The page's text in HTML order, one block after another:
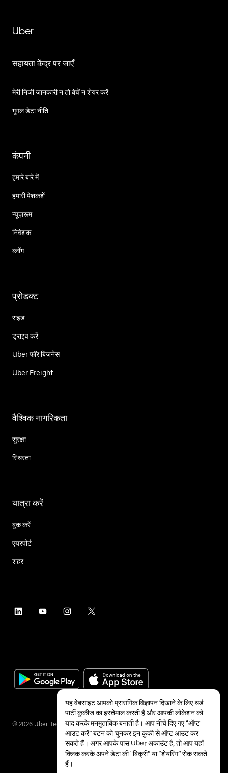
Uber
सहायता केंद्र पर जाएँ
मेरी निजी जानकारी न तो बेचें न शेयर करें
गूगल डेटा नीति
कंपनी
हमारे बारे में
हमारी पेशकशें
न्यूज़रूम
निवेशक
ब्लॉग
प्रोडक्ट
राइड
ड्राइव करें
Uber फॉर बिज़नेस
Uber Freight
वैश्विक नागरिकता
सुरक्षा
स्थिरता
यात्रा करें
बुक करें
एयरपोर्ट
शहर
© 2026 Uber Technologies Inc.
यह वेबसाइट आपको प्रासंगिक विज्ञापन दिखाने के लिए थर्ड
पार्टी कुकीज का इस्तेमाल करती है और आपकी लोकेशन को
याद करके मनमुताबिक बनाती है। आप नीचे दिए गए “ऑप्ट
आउट करें” बटन को चुनकर इन कुकी से ऑप्ट आउट कर
सकते हैं। अगर आपके पास Uber अकाउंट है, तो आपयहाँ
क्लिक करके अपने डेटा की “बिक्री” या “शेयरिंग” रोक सकते
हैं।